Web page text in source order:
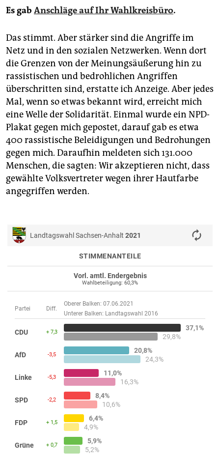
Es gab Anschläge auf Ihr Wahlkreisbüro.
Das stimmt. Aber stärker sind die Angriffe im
Netz und in den sozialen Netzwerken. Wenn dort
die Grenzen von der Meinungsäußerung hin zu
rassistischen und bedrohlichen Angriffen
überschritten sind, erstatte ich Anzeige. Aber jedes
Mal, wenn so etwas bekannt wird, erreicht mich
eine Welle der Solidarität. Einmal wurde ein NPD-
Plakat gegen mich gepostet, darauf gab es etwa
400 rassistische Beleidigungen und Bedrohungen
gegen mich. Daraufhin meldeten sich 131.000
Menschen, die sagten: Wir akzeptieren nicht, dass
gewählte Volksvertreter wegen ihrer Hautfarbe
angegriffen werden.